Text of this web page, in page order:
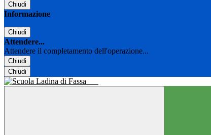
Chiudi
Informazione
Chiudi
Attendere...
Attendere il completamento dell'operazione...
Chiudi
Chiudi